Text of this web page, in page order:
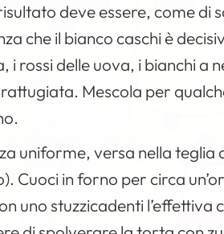
deve essere, come di
che il bianco caschi è
rossi delle uova, i bianchi a
Mescola per
uniforme, versa nella
Cuoci in forno per circa
uno stuzzicadenti